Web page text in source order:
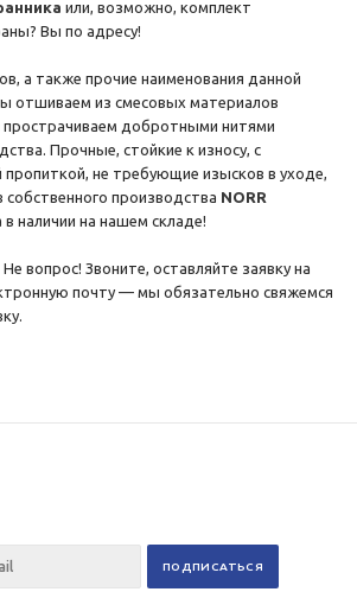
или, возможно, комплект
Вы по адресу!
а также прочие наименования данной
отшиваем из смесовых материалов
прострачиваем добротными нитями
Прочные, стойкие к износу, с
не требующие изысков в уходе,
производства NORR
в наличии на нашем складе!
вопрос! Звоните, оставляйте заявку на
почту — мы обязательно свяжемся